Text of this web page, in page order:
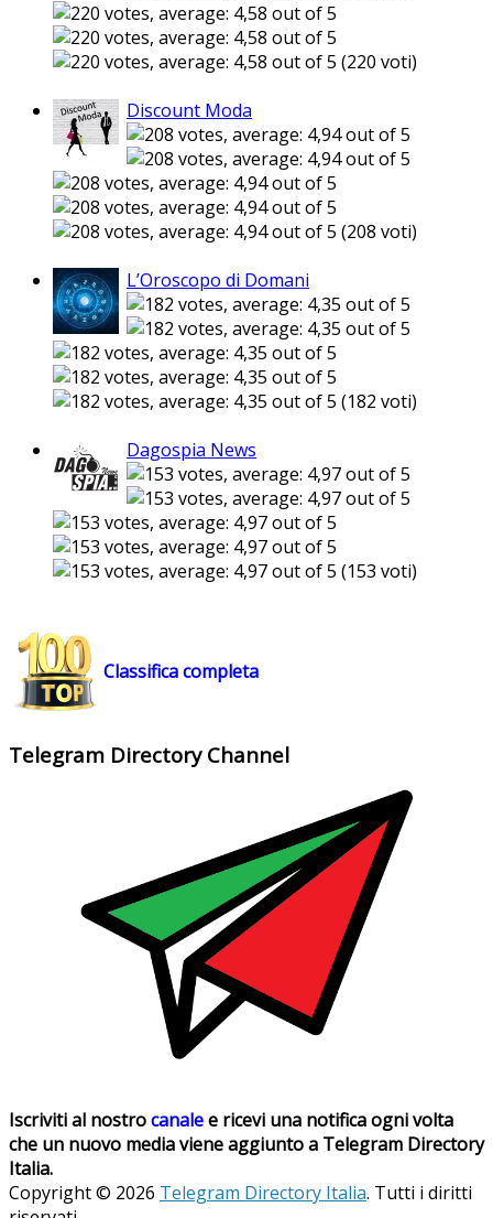
(220 voti)
Discount Moda
(208 voti)
L’Oroscopo di Domani
(182 voti)
Dagospia News
(153 voti)
Classifica completa
Telegram Directory Channel
Iscriviti al nostrocanalee ricevi una notifica ogni volta
che un nuovo media viene aggiunto a Telegram Directory
Italia.
Copyright © 2026 Telegram Directory Italia. Tutti i diritti